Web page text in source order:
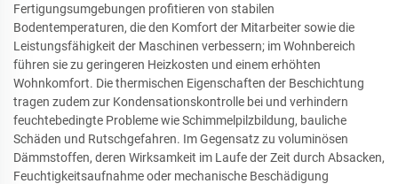
Fertigungsumgebungen profitieren von stabilen
Bodentemperaturen, die den Komfort der Mitarbeiter sowie die
Leistungsfähigkeit der Maschinen verbessern; im Wohnbereich
führen sie zu geringeren Heizkosten und einem erhöhten
Wohnkomfort. Die thermischen Eigenschaften der Beschichtung
tragen zudem zur Kondensationskontrolle bei und verhindern
feuchtebedingte Probleme wie Schimmelpilzbildung, bauliche
Schäden und Rutschgefahren. Im Gegensatz zu voluminösen
Dämmstoffen, deren Wirksamkeit im Laufe der Zeit durch Absacken,
Feuchtigkeitsaufnahme oder mechanische Beschädigung